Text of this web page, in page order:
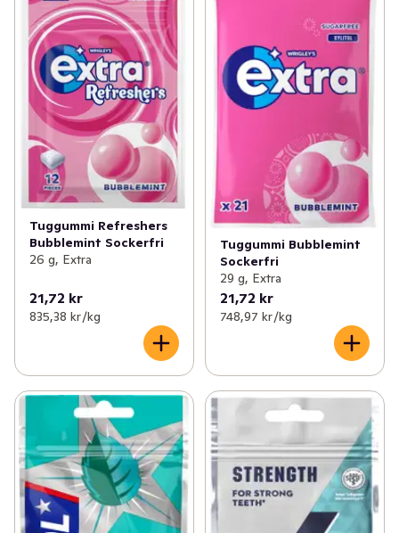
Tuggummi Refreshers
Bubblemint Sockerfri
26 g, Extra
21,72 kr
835,38 kr /kg
Tuggummi Bubblemint
Sockerfri
29 g, Extra
21,72 kr
748,97 kr /kg